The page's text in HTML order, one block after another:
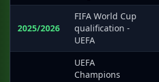
2025/2026
FIFA World Cup
qualification -
UEFA
UEFA
Champions